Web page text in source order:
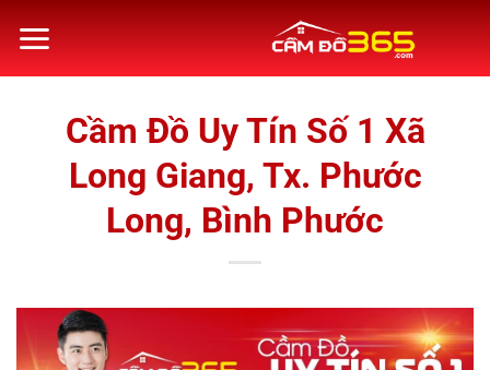
qua
Cầm Đồ Uy Tín Số 1 Xã
Long Giang, Tx. Phước
Long, Bình Phước